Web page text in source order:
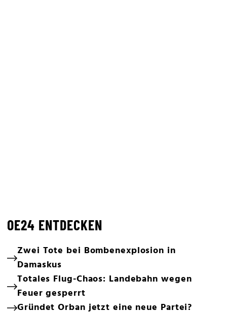
OE24 ENTDECKEN
Zwei Tote bei Bombenexplosion in
Damaskus
Totales Flug-Chaos: Landebahn wegen
Feuer gesperrt
Gründet Orban jetzt eine neue Partei?